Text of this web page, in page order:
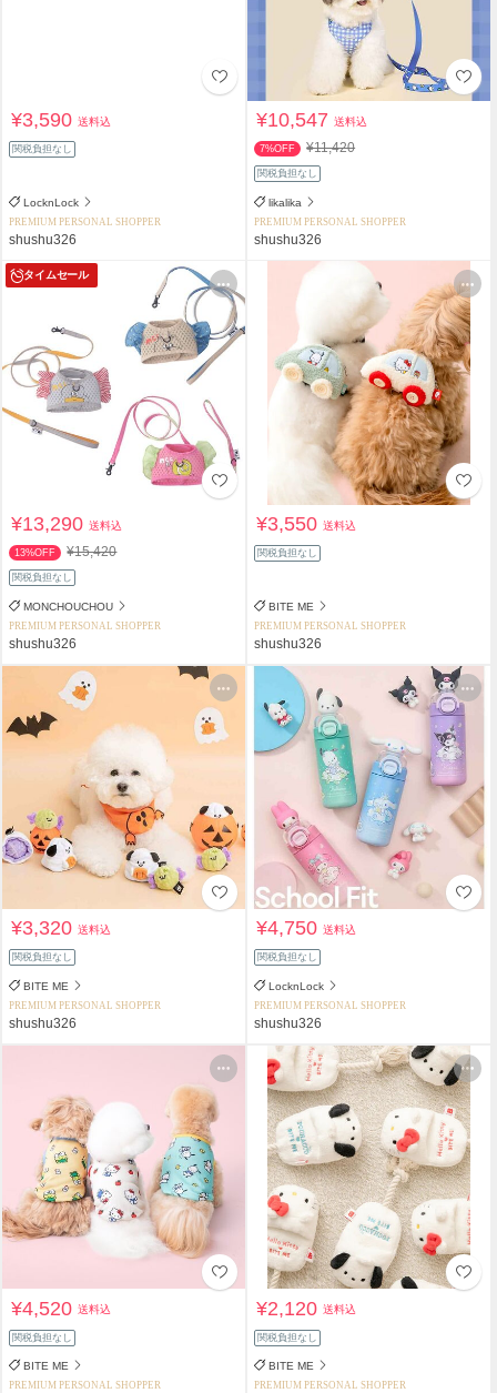
¥3,590送料込
関税負担なし
LocknLock
PREMIUM PERSONAL SHOPPER
shushu326
¥10,547送料込
7%OFF ¥11,420
関税負担なし
likalika
PREMIUM PERSONAL SHOPPER
shushu326
タイムセール
¥13,290送料込
13%OFF ¥15,420
関税負担なし
MONCHOUCHOU
PREMIUM PERSONAL SHOPPER
shushu326
¥3,550送料込
関税負担なし
BITE ME
PREMIUM PERSONAL SHOPPER
shushu326
¥3,320送料込
関税負担なし
BITE ME
PREMIUM PERSONAL SHOPPER
shushu326
¥4,750送料込
関税負担なし
LocknLock
PREMIUM PERSONAL SHOPPER
shushu326
¥4,520送料込
関税負担なし
BITE ME
PREMIUM PERSONAL SHOPPER
¥2,120送料込
関税負担なし
BITE ME
PREMIUM PERSONAL SHOPPER